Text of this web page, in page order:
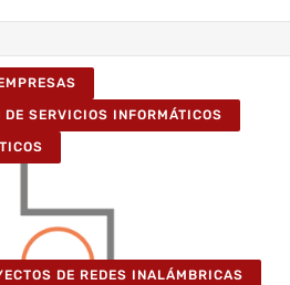
DE SERVICIOS INFORMÁTICOS
DE REDES INALÁMBRICAS